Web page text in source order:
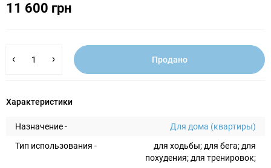
11 600 грн
Продано
Характеристики
Назначение -
Для дома (квартиры)
Тип использования -
для ходьбы; для бега; для
похудения; для тренировок;